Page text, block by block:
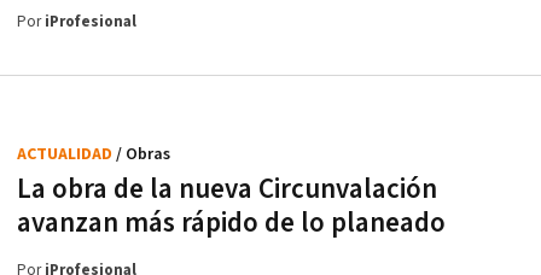
PoriProfesional
La obra de la nueva Circunvalación
avanzan más rápido de lo planeado
ACTUALIDAD / Obras